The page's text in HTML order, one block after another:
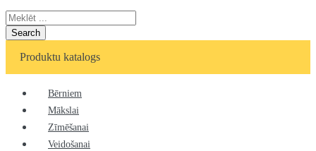
Search
Produktu katalogs
Bērniem
Mākslai
Zīmēšanai
Veidošanai